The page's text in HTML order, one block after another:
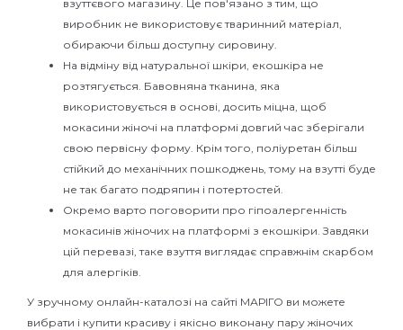
взуттєвого магазину. Це пов'язано з тим, що
виробник не використовує тваринний матеріал,
обираючи більш доступну сировину.
На відміну від натуральної шкіри, екошкіра не
розтягується. Бавовняна тканина, яка
використовується в основі, досить міцна, щоб
мокасини жіночі на платформі довгий час зберігали
свою первісну форму. Крім того, поліуретан більш
стійкий до механічних пошкоджень, тому на взутті буде
не так багато подряпин і потертостей.
Окремо варто поговорити про гіпоалергенність
мокасинів жіночих на платформі з екошкіри. Завдяки
цій перевазі, таке взуття виглядає справжнім скарбом
для алергіків.
У зручному онлайн-каталозі на сайті МАРІГО ви можете
вибрати і купити красиву і якісно виконану пару жіночих